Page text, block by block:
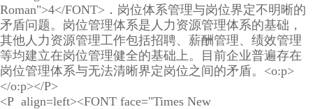
Roman">4</FONT>．岗位体系管理与岗位界定不明晰的
矛盾问题。岗位管理体系是人力资源管理体系的基础，
其他人力资源管理工作包括招聘、薪酬管理、绩效管理
等均建立在岗位管理健全的基础上。目前企业普遍存在
岗位管理体系与无法清晰界定岗位之间的矛盾。<o:p>
</o:p></P>
<P align=left><FONT face="Times New